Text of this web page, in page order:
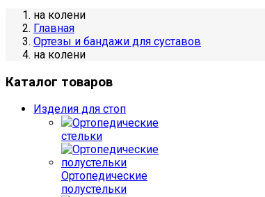
на колени
Главная
Ортезы и бандажи для суставов
на колени
Каталог товаров
Изделия для стоп
Ортопедические
стельки
Ортопедические
полустельки